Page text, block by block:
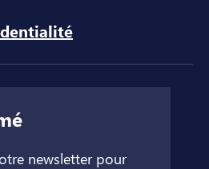
newsletter pour